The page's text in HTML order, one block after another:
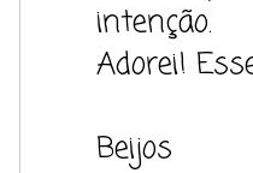
intenção.
Adorei!
Beijos